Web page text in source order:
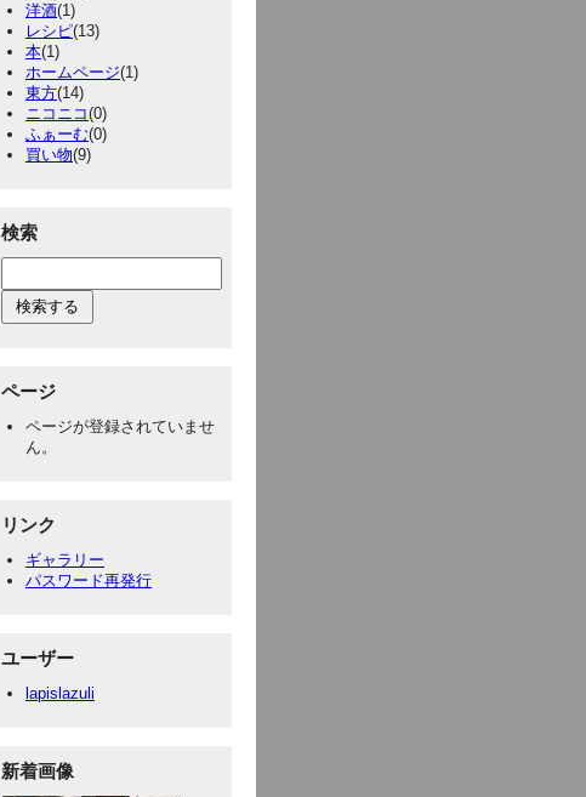
洋酒(1)
レシピ(13)
本(1)
ホームページ(1)
東方(14)
ニコニコ(0)
ふぁーむ(0)
買い物(9)
検索
ページ
ページが登録されていませ
ん。
リンク
ギャラリー
パスワード再発行
ユーザー
lapislazuli
新着画像